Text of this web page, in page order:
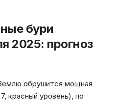
бури
2025: прогноз
обрушится мощная
красный уровень), по